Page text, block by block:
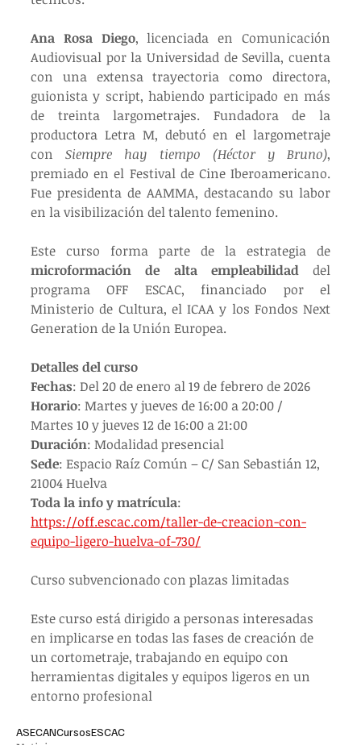
Ana Rosa Diego, licenciada en Comunicación
Audiovisual por la Universidad de Sevilla, cuenta
con una extensa trayectoria como directora,
guionista y script, habiendo participado en más
de treinta largometrajes. Fundadora de la
productora Letra M, debutó en el largometraje
con Siempre hay tiempo (Héctor y Bruno),
premiado en el Festival de Cine Iberoamericano.
Fue presidenta de AAMMA, destacando su labor
en la visibilización del talento femenino.
microformación de alta empleabilidad del
programa OFF ESCAC, financiado por el
Ministerio de Cultura, el ICAA y los Fondos Next
Generation de la Unión Europea.
Detalles del curso
Fechas: Del 20 de enero al 19 de febrero de 2026
Horario: Martes y jueves de 16:00 a 20:00 /
Martes 10 y jueves 12 de 16:00 a 21:00
Duración: Modalidad presencial
Sede: Espacio Raíz Común – C/ San Sebastián 12,
21004 Huelva
Toda la info y matrícula:
https://off.escac.com/taller-de-creacion-con-
equipo-ligero-huelva-of-730/
Curso subvencionado con plazas limitadas
Este curso está dirigido a personas interesadas
en implicarse en todas las fases de creación de
un cortometraje, trabajando en equipo con
herramientas digitales y equipos ligeros en un
entorno profesional
ASECANCursosESCAC